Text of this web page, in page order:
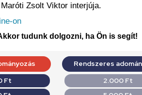
Zsolt Viktor interjúja.
on
tudunk dolgozni, ha Ön is segít!